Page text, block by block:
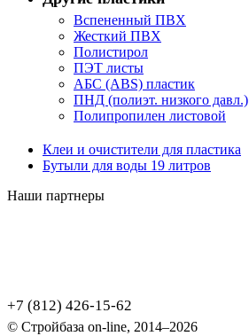
Вспененный ПВХ
Жесткий ПВХ
Полистирол
ПЭТ листы
АБС (ABS) пластик
ПНД (полиэт. низкого давл.)
Полипропилен листовой
Клеи и очистители для пластика
Бутыли для воды 19 литров
Наши партнеры
+7 (812) 426-15-62
© Стройбаза on-line, 2014–2026